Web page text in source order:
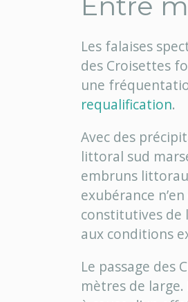
Les falaises
des Croisettes
une
requalification.
Avec des
littoral sud
embruns
exubérance
constitutives de
aux conditions
Le passage des
mètres de